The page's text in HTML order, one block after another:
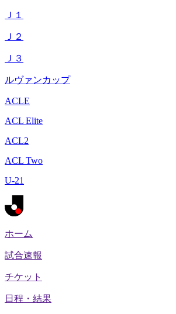
Ｊ１
Ｊ２
Ｊ３
ルヴァンカップ
ACLE
ACL Elite
ACL2
ACL Two
U-21
ホーム
試合速報
チケット
日程・結果